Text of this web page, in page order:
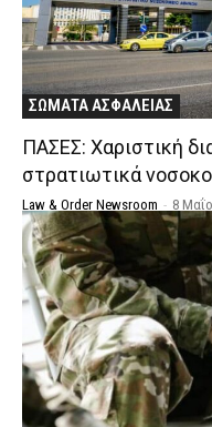
ΣΩΜΑΤΑ ΑΣΦΑΛΕΙΑΣ
ΠΑΣΕΣ: Χαριστική
στρατιωτικά
Law & Order Newsroom - 8